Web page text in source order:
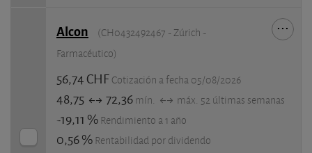
Alcon
(CH0432492467 - Zúrich -
Farmacéutico)
56,74 CHF Cotización a fecha 05/08/2026
48,75 72,36 mín. máx. 52 últimas semanas
-19,11 % Rendimiento a 1 año
0,56 % Rentabilidad por dividendo